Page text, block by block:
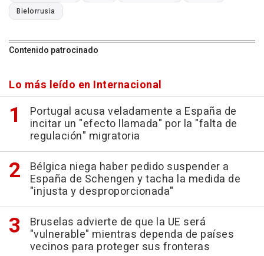
Bielorrusia
Contenido patrocinado
Lo más leído en Internacional
Portugal acusa veladamente a España de
incitar un "efecto llamada" por la "falta de
regulación" migratoria
Bélgica niega haber pedido suspender a
España de Schengen y tacha la medida de
"injusta y desproporcionada"
Bruselas advierte de que la UE será
"vulnerable" mientras dependa de países
vecinos para proteger sus fronteras